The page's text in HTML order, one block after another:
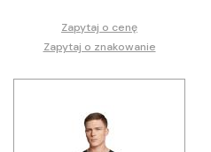
Zapytaj o cenę
Zapytaj o znakowanie